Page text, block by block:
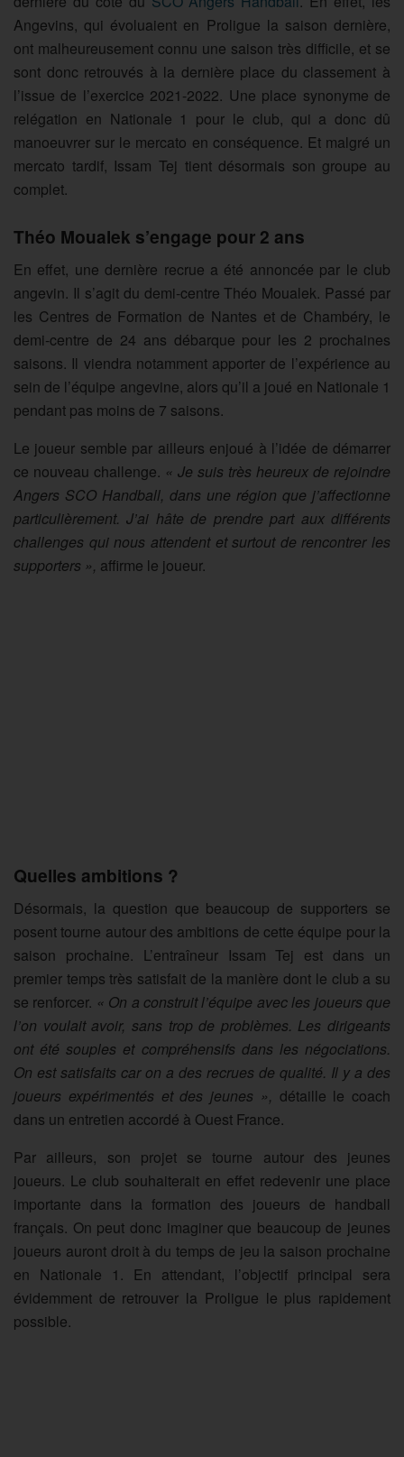
Angevins, qui évoluaient en Proligue la saison dernière,
ont malheureusement connu une saison très difficile, et se
sont donc retrouvés à la dernière place du classement à
l’issue de l’exercice 2021-2022. Une place synonyme de
relégation en Nationale 1 pour le club, qui a donc dû
manoeuvrer sur le mercato en conséquence. Et malgré un
mercato tardif, Issam Tej tient désormais son groupe au
complet.
Théo Moualek s’engage pour 2 ans
En effet, une dernière recrue a été annoncée par le club
angevin. Il s’agit du demi-centre Théo Moualek. Passé par
les Centres de Formation de Nantes et de Chambéry, le
demi-centre de 24 ans débarque pour les 2 prochaines
saisons. Il viendra notamment apporter de l’expérience au
sein de l’équipe angevine, alors qu’il a joué en Nationale 1
pendant pas moins de 7 saisons.
Le joueur semble par ailleurs enjoué à l’idée de démarrer
ce nouveau challenge. « Je suis très heureux de rejoindre
Angers SCO Handball, dans une région que j’affectionne
particulièrement. J’ai hâte de prendre part aux différents
challenges qui nous attendent et surtout de rencontrer les
supporters », affirme le joueur.
Quelles ambitions ?
Désormais, la question que beaucoup de supporters se
posent tourne autour des ambitions de cette équipe pour la
saison prochaine. L’entraîneur Issam Tej est dans un
premier temps très satisfait de la manière dont le club a su
se renforcer. « On a construit l’équipe avec les joueurs que
l’on voulait avoir, sans trop de problèmes. Les dirigeants
ont été souples et compréhensifs dans les négociations.
On est satisfaits car on a des recrues de qualité. Il y a des
joueurs expérimentés et des jeunes », détaille le coach
dans un entretien accordé à Ouest France.
Par ailleurs, son projet se tourne autour des jeunes
joueurs. Le club souhaiterait en effet redevenir une place
importante dans la formation des joueurs de handball
français. On peut donc imaginer que beaucoup de jeunes
joueurs auront droit à du temps de jeu la saison prochaine
en Nationale 1. En attendant, l’objectif principal sera
évidemment de retrouver la Proligue le plus rapidement
possible.